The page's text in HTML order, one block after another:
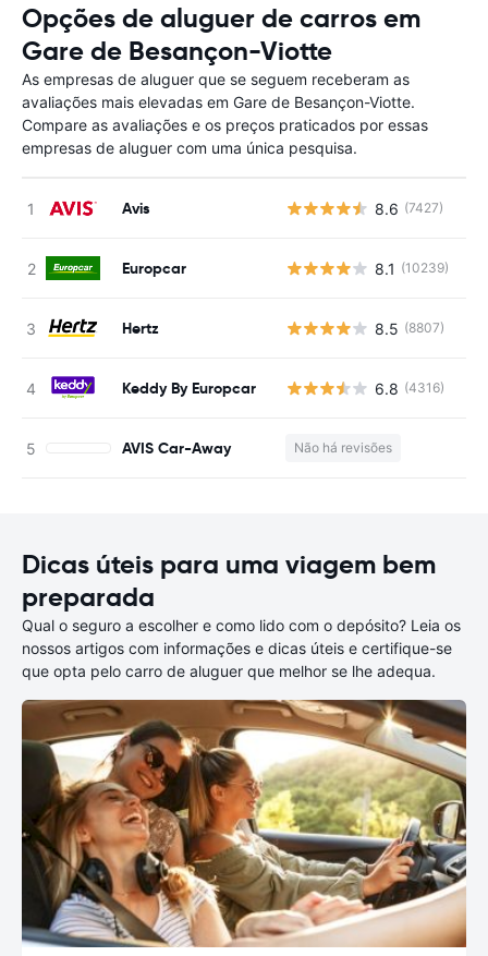
Opções de aluguer de carros em
Gare de Besançon-Viotte
As empresas de aluguer que se seguem receberam as
avaliações mais elevadas em Gare de Besançon-Viotte.
Compare as avaliações e os preços praticados por essas
empresas de aluguer com uma única pesquisa.
Avis 8.6 (7427)
Europcar 8.1 (10239)
Hertz 8.5 (8807)
Keddy By Europcar 6.8 (4316)
AVIS Car-Away Não há revisões
Dicas úteis para uma viagem bem
preparada
Qual o seguro a escolher e como lido com o depósito? Leia os
nossos artigos com informações e dicas úteis e certifique-se
que opta pelo carro de aluguer que melhor se lhe adequa.